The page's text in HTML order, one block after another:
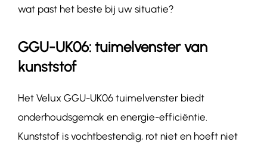
wat past het beste bij uw situatie?
GGU-UK06: tuimelvenster van
kunststof
Het Velux GGU-UK06 tuimelvenster biedt
onderhoudsgemak en energie-efficiëntie.
Kunststof is vochtbestendig, rot niet en hoeft niet